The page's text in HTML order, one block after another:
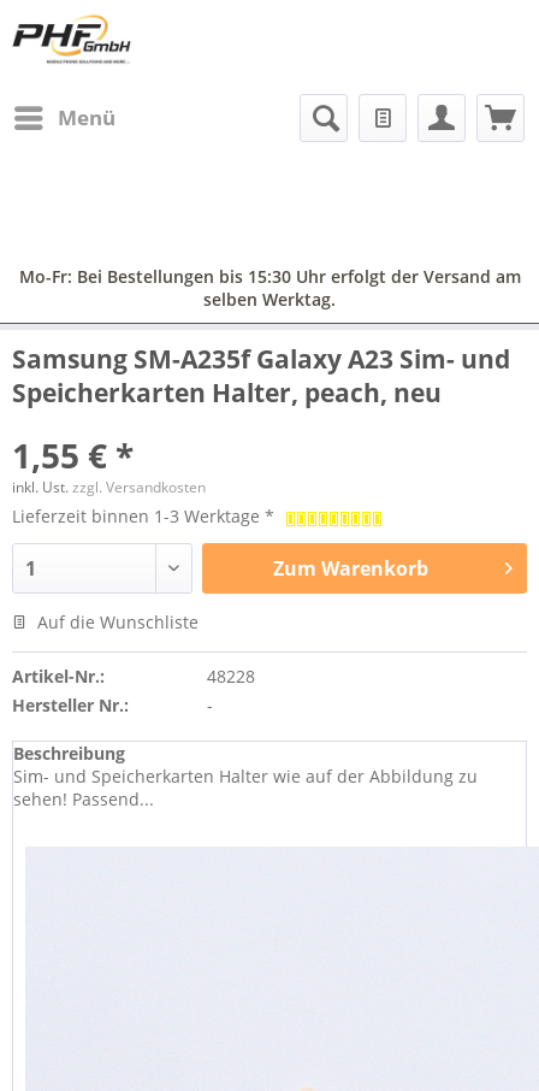
Menü
Mo-Fr: Bei Bestellungen bis 15:30 Uhr erfolgt der Versand am
selben Werktag.
Samsung SM-A235f Galaxy A23 Sim- und
Speicherkarten Halter, peach, neu
1,55 € *
inkl. Ust.zzgl. Versandkosten
Lieferzeit binnen 1-3 Werktage *
Zum Warenkorb
Auf die Wunschliste
Artikel-Nr.:
48228
Hersteller Nr.:
-
Beschreibung
Sim- und Speicherkarten Halter wie auf der Abbildung zu
sehen! Passend...